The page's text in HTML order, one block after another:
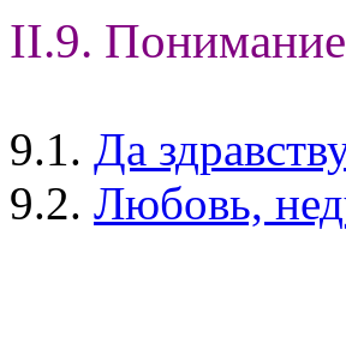
II.9. Понимание
9.1. Да
9.2. Любовь,